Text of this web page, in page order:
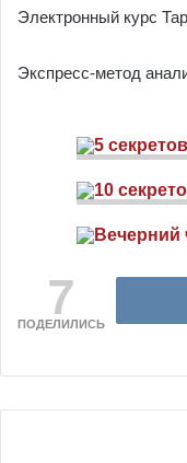
Электронный курс
Экспресс-метод
7
ПОДЕЛИЛИСЬ